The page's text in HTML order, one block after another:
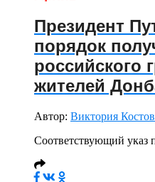
Президент
порядок
российского
жителей
Автор: Виктория
Соответствующий указ